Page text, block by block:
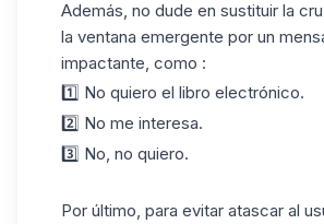
Además, no dude en sustituir la
la ventana emergente por un
impactante, como :
1️⃣ No quiero el libro electrónico.
2️⃣ No me interesa.
3️⃣ No, no quiero.
Por último, para evitar atascar al